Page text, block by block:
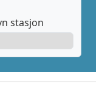
stasjon